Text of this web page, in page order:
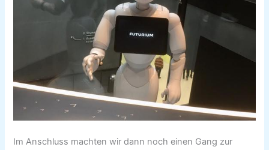
Im Anschluss machten wir dann noch einen Gang zur